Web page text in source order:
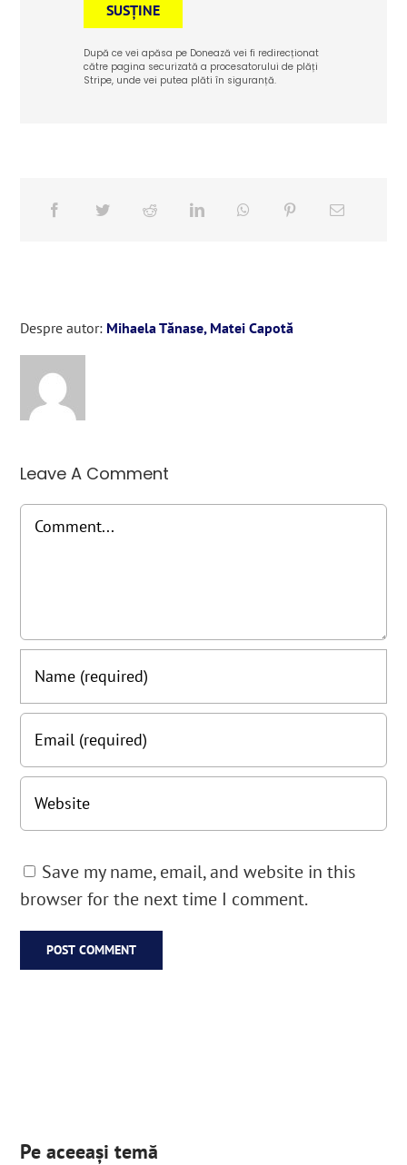
SUSȚINE
După ce vei apăsa pe Donează vei fi redirecționat
către pagina securizată a procesatorului de plăți
Stripe, unde vei putea plăti în siguranță.
Despre autor: Mihaela Tănase, Matei Capotă
Leave A Comment
Comment
Save my name, email, and website in this
browser for the next time I comment.
Pe aceeași temă